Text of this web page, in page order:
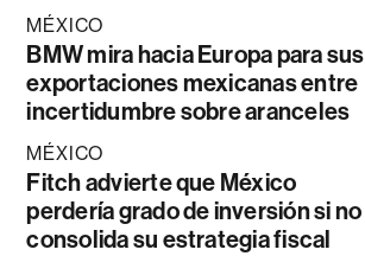
MÉXICO
BMW mira hacia Europa para sus
exportaciones mexicanas entre
incertidumbre sobre aranceles
MÉXICO
Fitch advierte que México
perdería grado de inversión si no
consolida su estrategia fiscal